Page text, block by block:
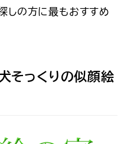
しの方に最もおすすめ
そっくりの似顔絵